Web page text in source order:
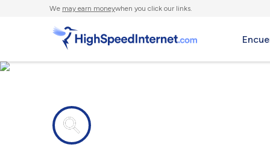
We may earn moneywhen you click our links.